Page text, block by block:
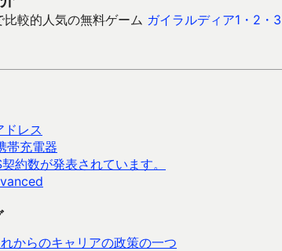
較的人気の無料ゲーム ガイラルディア1・2・3
レス
帯充電器
約数が発表されています。
からのキャリアの政策の一つ